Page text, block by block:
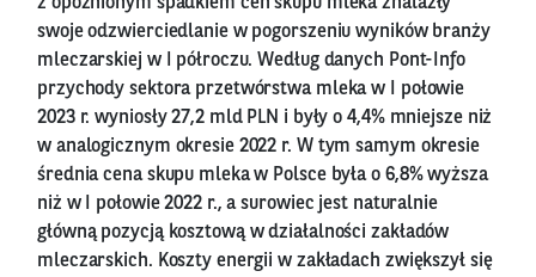
swoje odzwierciedlanie w pogorszeniu wyników branży
mleczarskiej w I półroczu. Według danych Pont-Info
przychody sektora przetwórstwa mleka w I połowie
2023 r. wyniosły 27,2 mld PLN i były o 4,4% mniejsze niż
w analogicznym okresie 2022 r. W tym samym okresie
średnia cena skupu mleka w Polsce była o 6,8% wyższa
niż w I połowie 2022 r., a surowiec jest naturalnie
główną pozycją kosztową w działalności zakładów
mleczarskich. Koszty energii w zakładach zwiększył się